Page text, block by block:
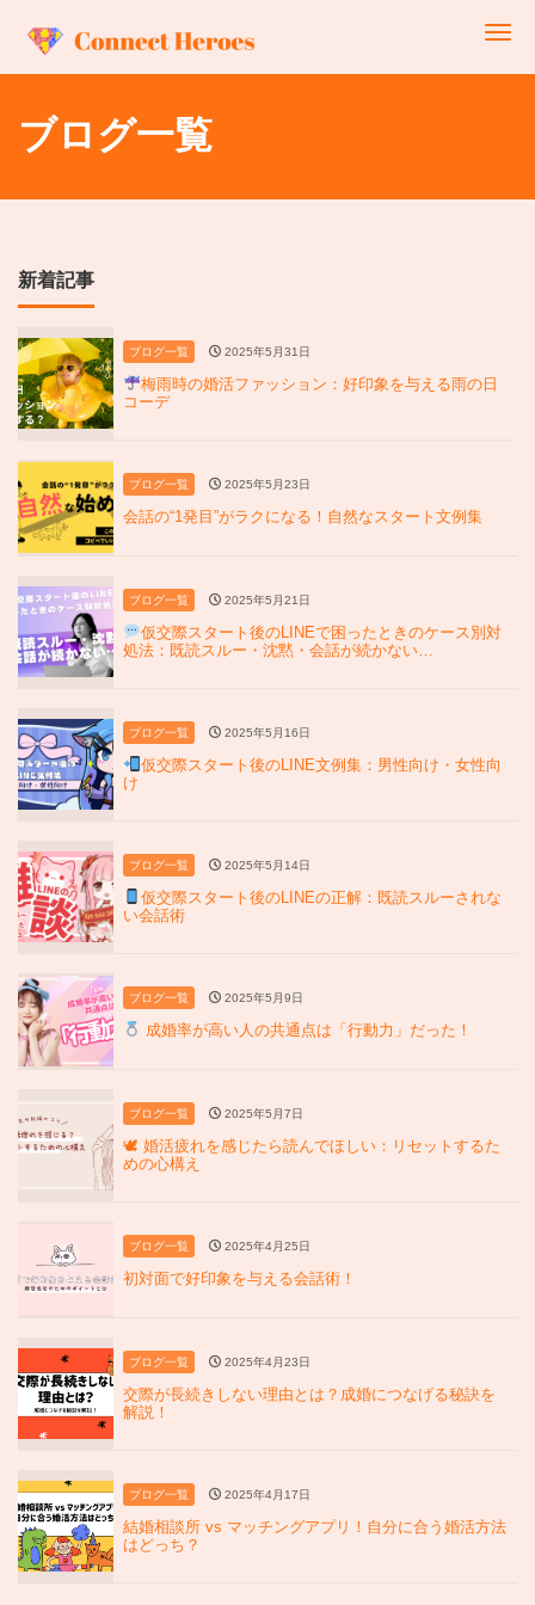
ブログ一覧
新着記事
ブログ一覧 2025年5月31日
梅雨時の婚活ファッション：好印象を与える雨の日
コーデ
ブログ一覧 2025年5月23日
会話の“1発目”がラクになる！自然なスタート文例集
ブログ一覧 2025年5月21日
仮交際スタート後のLINEで困ったときのケース別対
処法：既読スルー・沈黙・会話が続かない…
ブログ一覧 2025年5月16日
仮交際スタート後のLINE文例集：男性向け・女性向
け
ブログ一覧 2025年5月14日
仮交際スタート後のLINEの正解：既読スルーされな
い会話術
ブログ一覧 2025年5月9日
成婚率が高い人の共通点は「行動力」だった！
ブログ一覧 2025年5月7日
🕊 婚活疲れを感じたら読んでほしい：リセットするた
めの心構え
ブログ一覧 2025年4月25日
初対面で好印象を与える会話術！
ブログ一覧 2025年4月23日
交際が長続きしない理由とは？成婚につなげる秘訣を
解説！
ブログ一覧 2025年4月17日
結婚相談所 vs マッチングアプリ！自分に合う婚活方法
はどっち？